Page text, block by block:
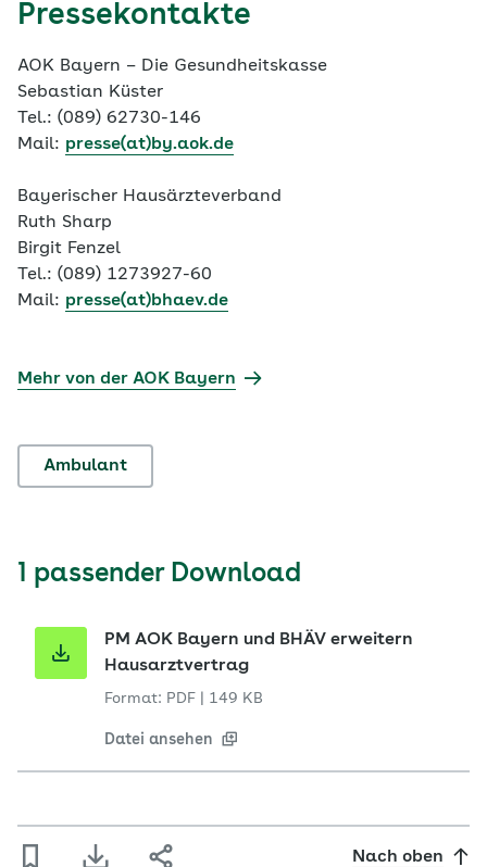
Pressekontakte
AOK Bayern – Die Gesundheitskasse
Sebastian Küster
Tel.: (089) 62730-146
Mail: presse(at)by.aok.de
Bayerischer Hausärzteverband
Ruth Sharp
Birgit Fenzel
Tel.: (089) 1273927-60
Mail: presse(at)bhaev.de
Mehr von der AOK Bayern
Ambulant
1 passender Download
PM AOK Bayern und BHÄV erweitern
Hausarztvertrag
Format: PDF 149 KB
Datei ansehen
Nach oben